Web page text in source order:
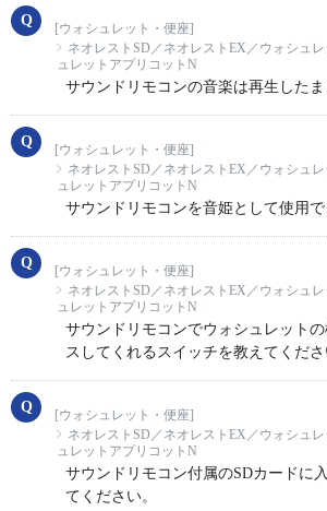
[ウォシュレット・便座]
ネオレストSD／ネオレストEX／ウォシュ
ュレットアプリコットN
サウンドリモコンの音楽は再生した
[ウォシュレット・便座]
ネオレストSD／ネオレストEX／ウォシュ
ュレットアプリコットN
サウンドリモコンを音姫として使用で
[ウォシュレット・便座]
ネオレストSD／ネオレストEX／ウォシュ
ュレットアプリコットN
サウンドリモコンでウォシュレット
スしてくれるスイッチを教えてくださ
[ウォシュレット・便座]
ネオレストSD／ネオレストEX／ウォシュ
ュレットアプリコットN
サウンドリモコン付属のSDカードに
てください。